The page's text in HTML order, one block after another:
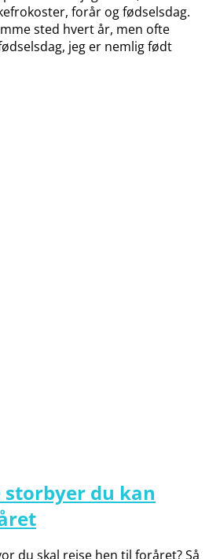
forår og fødselsdag.
sted hvert år, men ofte
jeg er nemlig født
du kan
du skal rejse hen til foråret? Så